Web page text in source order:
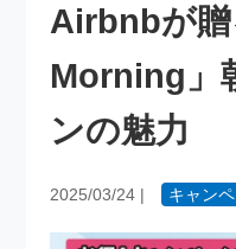
Airbnbが
Morning」
ンの魅力
2025/03/24 | キャン